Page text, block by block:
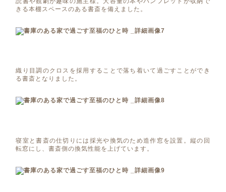
きる本棚スペースのある書斎を備えました。
織り目調のクロスを採用することで落ち着いて過ごすことができ
る書斎となりました。
寝室と書斎の仕切りには採光や換気のため造作窓を設置。縦の回
転窓にし、書斎側の換気性能を上げています。